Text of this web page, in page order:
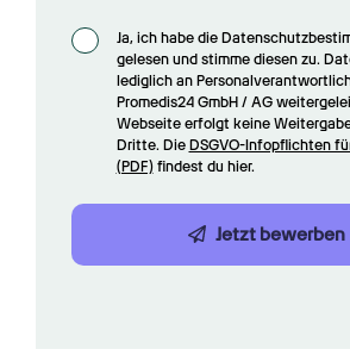
Ja, ich habe die
gelesen und stimme diesen zu.
lediglich an
Promedis24 GmbH / AG
Webseite erfolgt keine
Dritte. Die DSGVO-Infopflichten
(PDF) findest du hier.
Jetzt bewerben